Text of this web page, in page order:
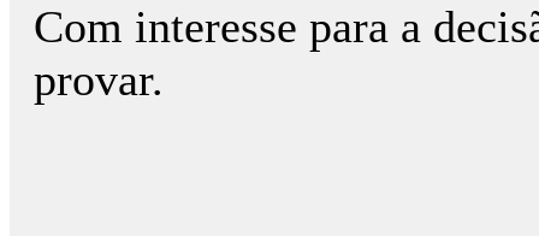
Com interesse para a
provar.